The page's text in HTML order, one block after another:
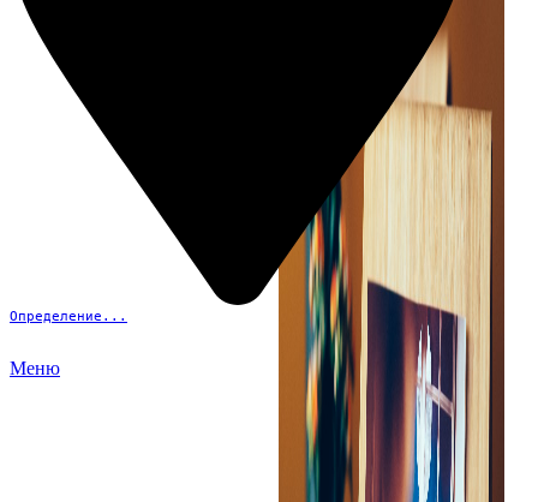
Определение...
Меню